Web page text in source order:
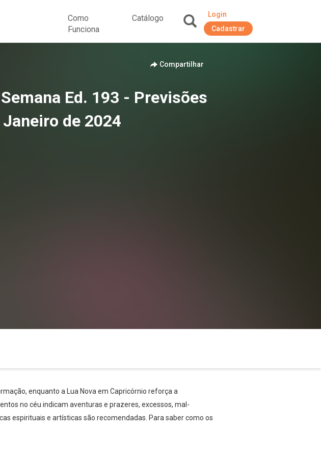
Como
Funciona
Catálogo
Login
Cadastrar
Compartilhar
Ed. 193 - Previsões
de 2024
enquanto a Lua Nova em Capricórnio reforça a
no céu indicam aventuras e prazeres, excessos, mal-
espirituais e artísticas são recomendadas. Para saber como os